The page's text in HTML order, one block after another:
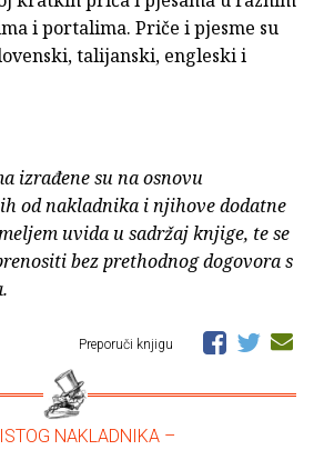
i portalima. Priče i pjesme su
talijanski, engleski i
izrađene su na osnovu
od nakladnika i njihove dodatne
uvida u sadržaj knjige, te se
bez prethodnog dogovora s
Preporuči knjigu
NAKLADNIKA –